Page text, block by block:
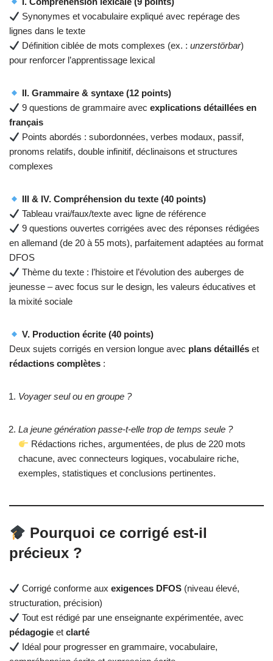
Synonymes et vocabulaire expliqué avec repérage des
lignes dans le texte
Définition ciblée de mots complexes (ex. :unzerstörbar)
pour renforcer l’apprentissage lexical
II. Grammaire & syntaxe (12 points)
9 questions de grammaire avecexplications détaillées en
français
Points abordés : subordonnées, verbes modaux, passif,
pronoms relatifs, double infinitif, déclinaisons et structures
complexes
III & IV. Compréhension du texte (40 points)
Tableau vrai/faux/texte avec ligne de référence
9 questions ouvertes corrigées avec des réponses rédigées
en allemand (de 20 à 55 mots), parfaitement adaptées au format
DFOS
Thème du texte : l’histoire et l’évolution des auberges de
jeunesse – avec focus sur le design, les valeurs éducatives et
la mixité sociale
V. Production écrite (40 points)
Deux sujets corrigés en version longue avec plans détaillés et
rédactions complètes :
Voyager seul ou en groupe ?
La jeune génération passe-t-elle trop de temps seule ?
Rédactions riches, argumentées, de plus de 220 mots
chacune, avec connecteurs logiques, vocabulaire riche,
exemples, statistiques et conclusions pertinentes.
Pourquoi ce corrigé est-il
précieux ?
Corrigé conforme auxexigences DFOS (niveau élevé,
structuration, précision)
Tout est rédigé par une enseignante expérimentée, avec
pédagogie et clarté
Idéal pour progresser en grammaire, vocabulaire,